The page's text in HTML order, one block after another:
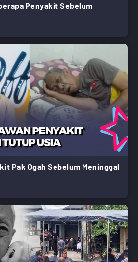
Penyakit Sebelum
Pak Ogah Sebelum Meninggal